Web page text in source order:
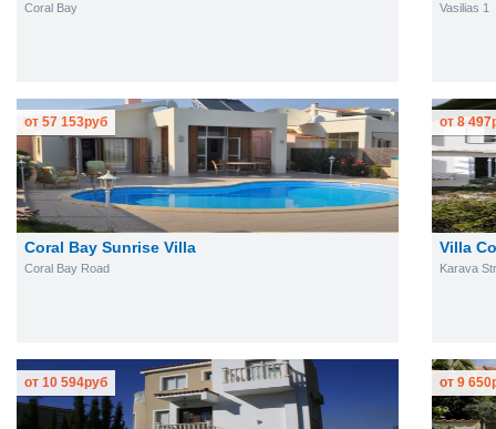
Coral Bay Vasilias 1
Coral Bay Sunrise Villa
Coral Bay Road
от 57 153руб
Villa
Karava
от 8 497
от 10 594руб от 9 650